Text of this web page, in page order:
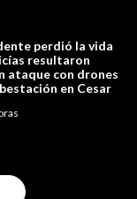
perdió la vida
resultaron
ataque con drones
en Cesar